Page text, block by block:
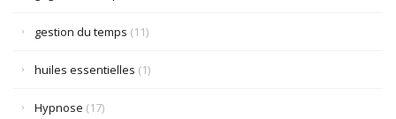
gestion du temps (11)
huiles essentielles (1)
Hypnose (17)